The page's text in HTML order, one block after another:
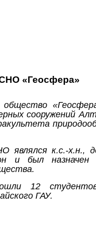
«Геосфера»
общество
сооружений
являлся к.с.-х.н.,
и был назначен
12 студентов
ГАУ.